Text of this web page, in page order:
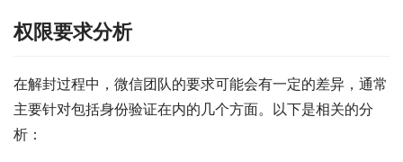
权限要求分析
在解封过程中，微信团队的要求可能会有一定的差异，通常
主要针对包括身份验证在内的几个方面。以下是相关的分
析：